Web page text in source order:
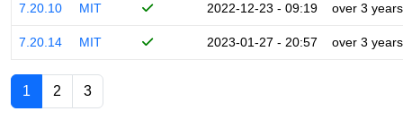
7.20.10 MIT 2022-12-23 - 09:19 over 3 years
7.20.14 MIT 2023-01-27 - 20:57 over 3 years
1 2 3